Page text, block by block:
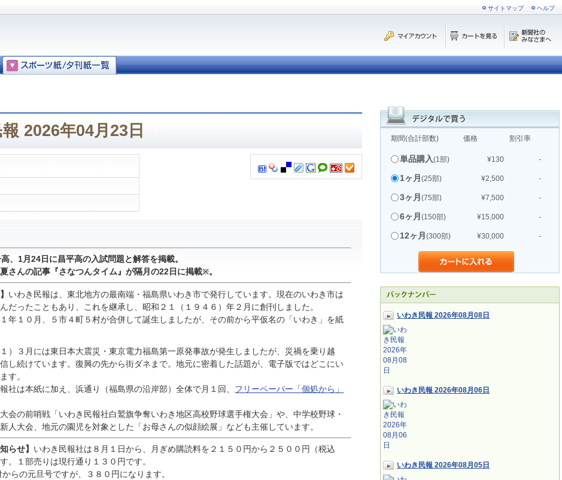
サイトマップ ヘルプ
期間(合計部数) 価格 割引率
単品購入(1部) ¥130 -
1ヶ月 (25部) ¥2,500 -
3ヶ月 (75部) ¥7,500 -
6ヶ月 (150部) ¥15,000 -
12ヶ月 (300部) ¥30,000 -
いわき民報 2026年08月08日
いわき民報 2026年08月06日
いわき民報 2026年08月05日
2026年04月23日
、1月24日に昌平高の入試問題と解答を掲載。
さんの記事『さなつんタイム』が隔月の22日に掲載※。
いわき民報は、東北地方の最南端・福島県いわき市で発行しています。現在のいわき市は
だったこともあり、これを継承し、昭和２１（１９４６）年２月に創刊しました。
年１０月、５市４町５村が合併して誕生しましたが、その前から平仮名の「いわき」を紙
）３月には東日本大震災・東京電力福島第一原発事故が発生しましたが、災禍を乗り越
し続けています。復興の先から街ダネまで。地元に密着した話題が、電子版ではどこにい
す。
社は本紙に加え、浜通り（福島県の沿岸部）全体で月１回、 フリーペーパー「個処から」
会の前哨戦「いわき民報社白鷲旗争奪いわき地区高校野球選手権大会」や、中学校野球・
人大会、地元の園児を対象とした「お母さんの似顔絵展」なども主催しています。
らせ】 いわき民報社は８月１日から、月ぎめ購読料を２１５０円から２５００円（税込
。１部売りは現行通り１３０円です。
からの元旦号ですが、３８０円になります。